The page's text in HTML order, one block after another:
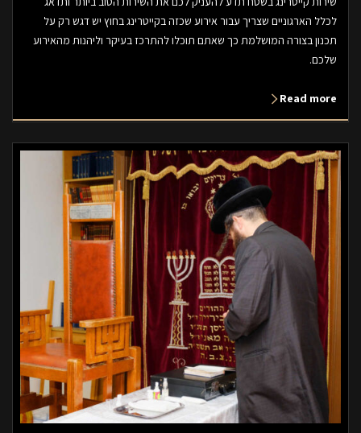
לכלל הארגוניים שצריך עבור אירוע שכזה בקייטרינג בחוץ יש דגש רק על
תכנון בצורה המושלמת כך שאתם תוכלו להתרכז בעיקר וליהנות מהאירוע
שלכם.
Read more